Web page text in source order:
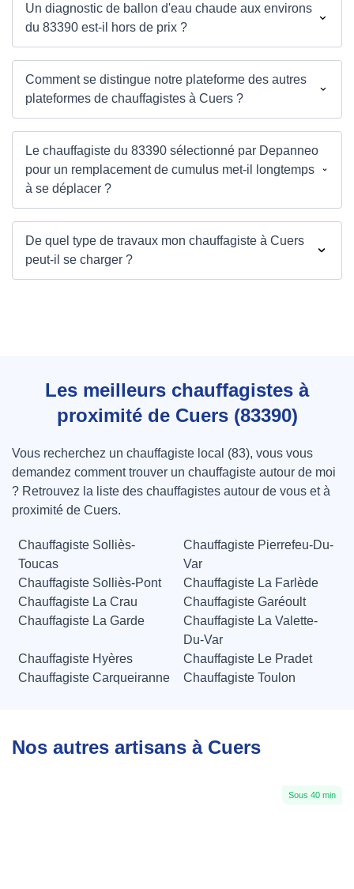
Un diagnostic de ballon d'eau chaude aux environs
du 83390 est-il hors de prix ?
Comment se distingue notre plateforme des autres
plateformes de chauffagistes à Cuers ?
Le chauffagiste du 83390 sélectionné par Depanneo
pour un remplacement de cumulus met-il longtemps
à se déplacer ?
De quel type de travaux mon chauffagiste à Cuers
peut-il se charger ?
Les meilleurs chauffagistes à
proximité de Cuers (83390)
Vous recherchez un chauffagiste local (83), vous vous
demandez comment trouver un chauffagiste autour de moi
? Retrouvez la liste des chauffagistes autour de vous et à
proximité de Cuers.
Chauffagiste Solliès-
Toucas
Chauffagiste Pierrefeu-Du-
Var
Chauffagiste Solliès-Pont
Chauffagiste La Farlède
Chauffagiste La Crau
Chauffagiste Garéoult
Chauffagiste La Garde
Chauffagiste La Valette-
Du-Var
Chauffagiste Hyères
Chauffagiste Le Pradet
Chauffagiste Carqueiranne
Chauffagiste Toulon
Nos autres artisans à Cuers
Sous 40 min